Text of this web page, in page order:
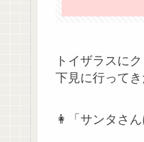
トイザラスに
下見に行ってき
👩「サンタさ